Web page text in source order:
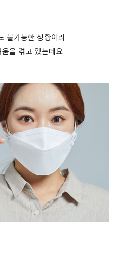
불가능한 상황이라
을 겪고 있는데요